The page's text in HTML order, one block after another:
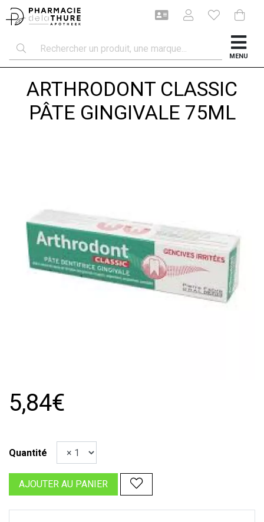
MENU
ARTHRODONT CLASSIC
PÂTE GINGIVALE 75ML
5,84€
Quantité
AJOUTER AU PANIER